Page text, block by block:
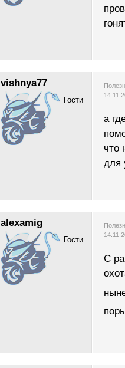
vishnya77
Гости
а
что
для
alexamig
Гости
С